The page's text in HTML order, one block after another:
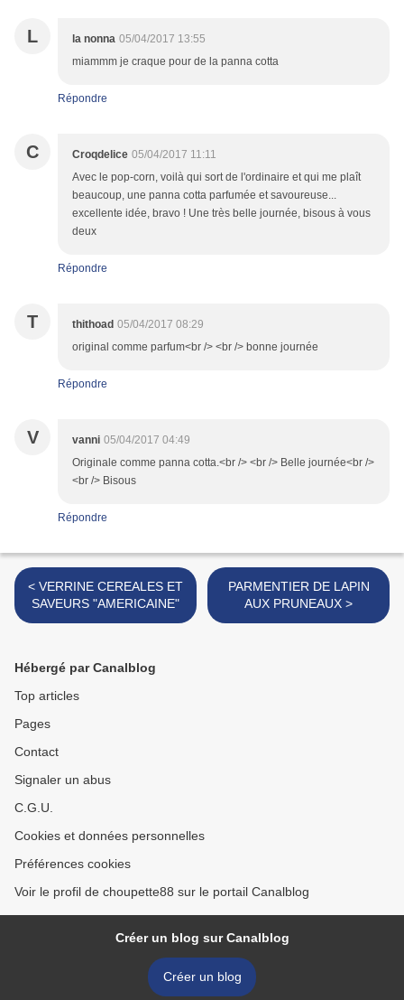
L la nonna 05/04/2017 13:55
miammm je craque pour de la panna cotta
Répondre
C Croqdelice 05/04/2017 11:11
Avec le pop-corn, voilà qui sort de l'ordinaire et qui me plaît
beaucoup, une panna cotta parfumée et savoureuse...
excellente idée, bravo ! Une très belle journée, bisous à vous
deux
Répondre
T thithoad 05/04/2017 08:29
original comme parfum<br /> <br /> bonne journée
Répondre
V vanni 05/04/2017 04:49
Originale comme panna cotta.<br /> <br /> Belle journée<br />
<br /> Bisous
Répondre
< VERRINE CEREALES ET
SAVEURS "AMERICAINE"
PARMENTIER DE LAPIN
AUX PRUNEAUX >
Hébergé par Canalblog
Top articles
Pages
Contact
Signaler un abus
C.G.U.
Cookies et données personnelles
Préférences cookies
Voir le profil de choupette88 sur le portail Canalblog
Créer un blog sur Canalblog
Créer un blog